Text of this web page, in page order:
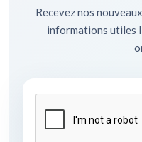
Recevez nos
informations utiles